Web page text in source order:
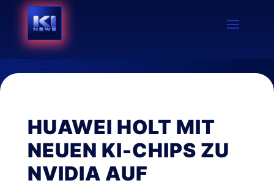
HUAWEI HOLT MIT
NEUEN KI-CHIPS ZU
NVIDIA AUF